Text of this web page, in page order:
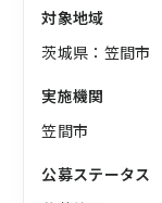
対象地域
茨城県：笠間市
実施機関
笠間市
公募ステータス